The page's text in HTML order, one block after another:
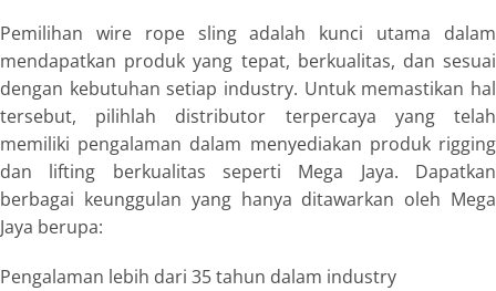
Pemilihan wire rope slingadalah kunci utama dalam
mendapatkan produk yang tepat, berkualitas, dan sesuai
dengan kebutuhan setiap industry. Untuk memastikan hal
tersebut, pilihlah distributor terpercaya yang telah
memiliki pengalaman dalam menyediakan produk rigging
dan lifting berkualitas seperti Mega Jaya. Dapatkan
berbagai keunggulan yang hanya ditawarkan oleh Mega
Jaya berupa:
Pengalaman lebih dari 35 tahun dalam industry